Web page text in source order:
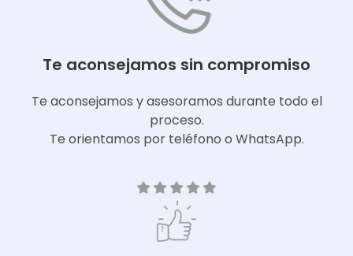
Te aconsejamos sin compromiso
Te aconsejamos y asesoramos durante todo el
proceso.
Te orientamos por teléfono o WhatsApp.